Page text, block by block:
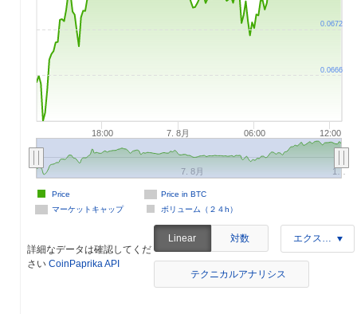
18:00 7. 8月 06:00 12:00
Price in BTC
マーケットキャップ
ボリューム（２４h）
Price
7. 8月 1…
0.0666
0.0672
詳細なデータは確認してくだ
さい CoinPaprika API
Linear 対数 エクスポート
テクニカルアナリシス